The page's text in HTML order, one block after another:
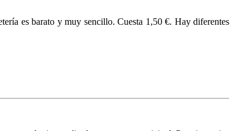
es barato y muy sencillo. Cuesta 1,50 €. Hay diferentes